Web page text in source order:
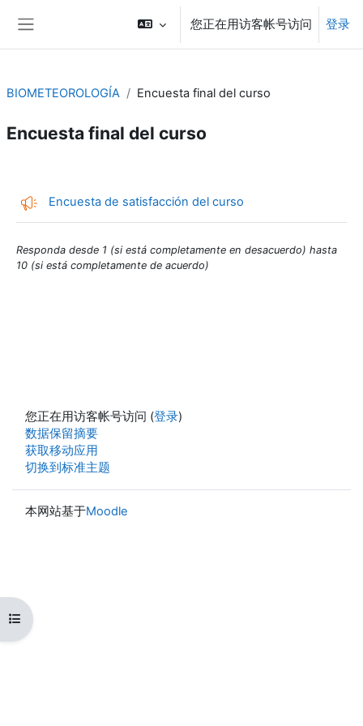
您正在用访客帐号访问 登录
打开课程索引
BIOMETEOROLOGÍA Encuesta final del curso
Encuesta final del curso
Encuesta de satisfacción del curso
Responda desde 1 (si está completamente en desacuerdo) hasta
10 (si está completamente de acuerdo)
您正在用访客帐号访问 (登录)
‎数据保留摘要‎
获取移动应用
切换到标准主题
本网站基于Moodle